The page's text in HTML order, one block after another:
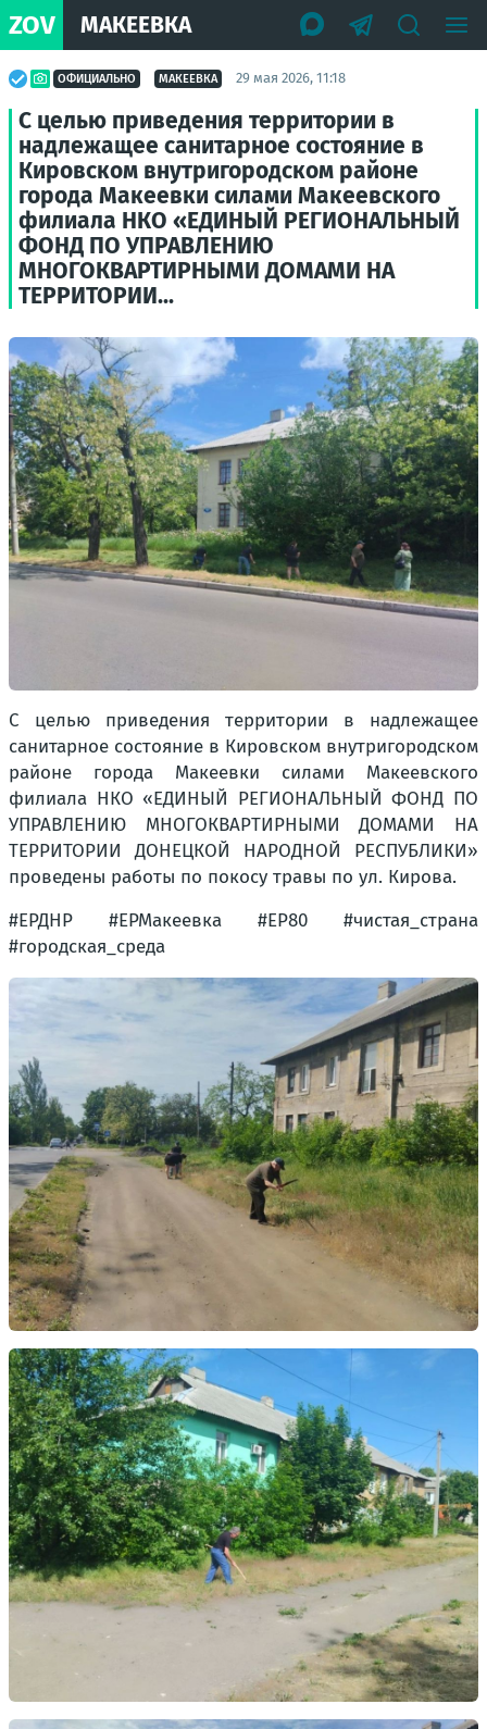
ZOV МАКЕЕВКА
ОФИЦИАЛЬНО МАКЕЕВКА 29 мая 2026, 11:18
С целью приведения территории в
надлежащее санитарное состояние в
Кировском внутригородском районе
города Макеевки силами Макеевского
филиала НКО «ЕДИНЫЙ РЕГИОНАЛЬНЫЙ
ФОНД ПО УПРАВЛЕНИЮ
МНОГОКВАРТИРНЫМИ ДОМАМИ НА
ТЕРРИТОРИИ...
С целью приведения территории в надлежащее
санитарное состояние в Кировском внутригородском
районе города Макеевки силами Макеевского
филиала НКО «ЕДИНЫЙ РЕГИОНАЛЬНЫЙ ФОНД ПО
УПРАВЛЕНИЮ МНОГОКВАРТИРНЫМИ ДОМАМИ НА
ТЕРРИТОРИИ ДОНЕЦКОЙ НАРОДНОЙ РЕСПУБЛИКИ»
проведены работы по покосу травы по ул. Кирова.
#ЕРДНР #ЕРМакеевка #ЕР80 #чистая_страна
#городская_среда